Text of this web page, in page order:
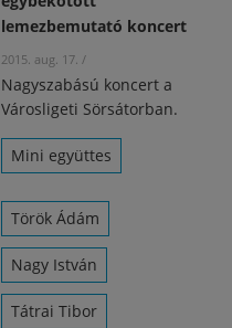
lemezbemutató koncert
2015. aug. 17. /
Nagyszabású koncert a
Városligeti Sörsátorban.
Mini együttes
Török Ádám
Nagy István
Tátrai Tibor